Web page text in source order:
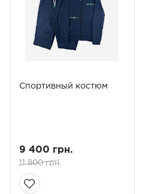
Спортивный костюм
9 400 грн.
11 800 грн.